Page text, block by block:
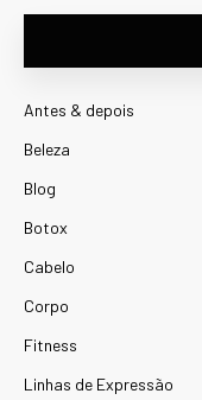
Antes & depois
Beleza
Blog
Botox
Cabelo
Corpo
Fitness
Linhas de Expressão